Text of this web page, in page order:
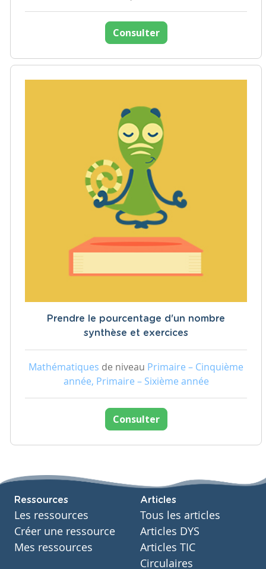
Consulter
Prendre le pourcentage d'un nombre
synthèse et exercices
Mathématiques de niveau Primaire – Cinquième
année, Primaire – Sixième année
Consulter
Ressources
Les ressources
Créer une ressource
Mes ressources
Articles
Tous les articles
Articles DYS
Articles TIC
Circulaires